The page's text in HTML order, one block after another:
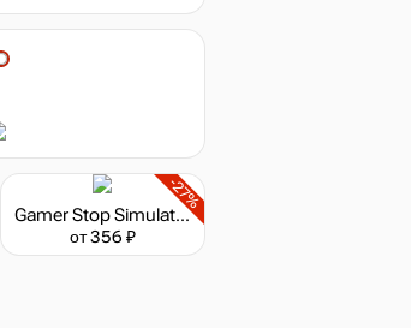
-27%
Gamer Stop Simulator
от 356 ₽